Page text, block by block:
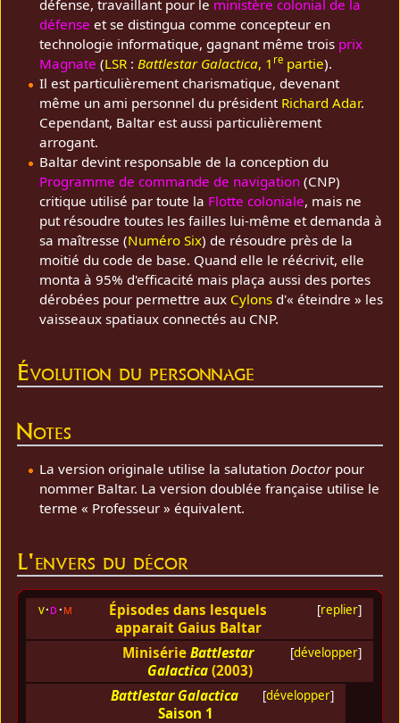
défense, travaillant pour le ministère colonial de la
défense et se distingua comme concepteur en
technologie informatique, gagnant même trois prix
Magnate (LSR: Battlestar Galactica, 1 repartie).
Il est particulièrement charismatique, devenant
même un ami personnel du président Richard Adar.
Cependant, Baltar est aussi particulièrement
arrogant.
Baltar devint responsable de la conception du
Programme de commande de navigation(CNP)
critique utilisé par toute la Flotte coloniale, mais ne
put résoudre toutes les failles lui-même et demanda à
sa maîtresse (Numéro Six) de résoudre près de la
moitié du code de base. Quand elle le réécrivit, elle
monta à 95% d'efficacité mais plaça aussi des portes
dérobées pour permettre aux Cylonsd'« éteindre » les
vaisseaux spatiaux connectés au CNP.
Évolution du personnage
Notes
La version originale utilise la salutation Doctorpour
nommer Baltar. La version doublée française utilise le
terme « Professeur » équivalent.
L'envers du décor
[replier]
v d m
Épisodes dans lesquels
apparait Gaius Baltar
[développer]
MinisérieBattlestar
Galactica(2003)
[développer]
Battlestar Galactica
Saison 1